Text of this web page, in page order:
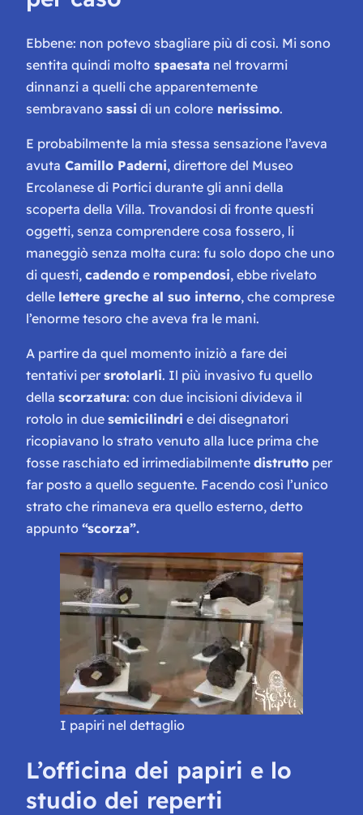
Ebbene: non potevo sbagliare più di così. Mi sono
sentita quindi molto spaesata nel trovarmi
dinnanzi a quelli che apparentemente
sembravano sassi di un colore nerissimo.
E probabilmente la mia stessa sensazione l’aveva
avuta Camillo Paderni, direttore del Museo
Ercolanese di Portici durante gli anni della
scoperta della Villa. Trovandosi di fronte questi
oggetti, senza comprendere cosa fossero, li
maneggiò senza molta cura: fu solo dopo che uno
di questi, cadendo e rompendosi, ebbe rivelato
delle lettere greche al suo interno, che comprese
l’enorme tesoro che aveva fra le mani.
A partire da quel momento iniziò a fare dei
tentativi per srotolarli. Il più invasivo fu quello
della scorzatura: con due incisioni divideva il
rotolo in due semicilindri e dei disegnatori
ricopiavano lo strato venuto alla luce prima che
fosse raschiato ed irrimediabilmente distrutto per
far posto a quello seguente. Facendo così l’unico
strato che rimaneva era quello esterno, detto
appunto “scorza”.
I papiri nel dettaglio
L’officina dei papiri e lo
studio dei reperti